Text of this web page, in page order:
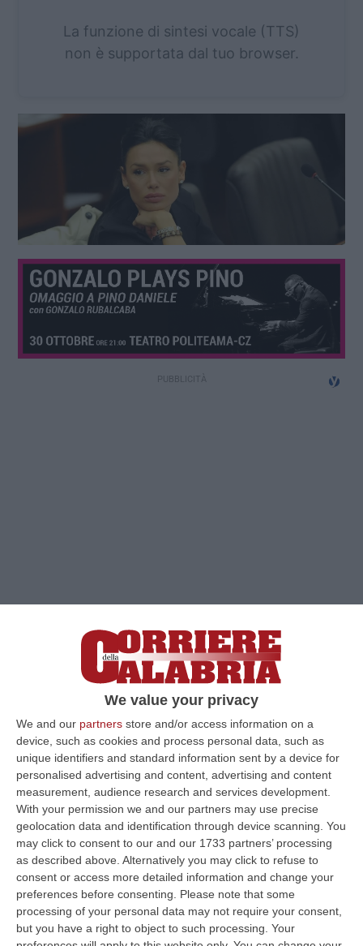
We value your privacy
We and our partners store and/or access information on a
device, such as cookies and process personal data, such as
unique identifiers and standard information sent by a device for
personalised advertising and content, advertising and content
measurement, audience research and services development.
With your permission we and our partners may use precise
geolocation data and identification through device scanning. You
may click to consent to our and our 1733 partners’ processing
as described above. Alternatively you may click to refuse to
consent or access more detailed information and change your
preferences before consenting.
Please note that some
processing of your personal data may not require your consent,
but you have a right to object to such processing. Your
La funzione di sintesi vocale (TTS)
non è supportata dal tuo browser.
Clicca e segui “Corriere della Calabria” su Google News
Risultano smentite da numerose
dichiarazioni assunte in sede di indagini
difensive, nonché dalle dichiarazioni rese ai
carabinieri da persone informate sui fatti, le
affermazioni circa feste con droga e sesso a
cui avrebbe preso parte Nicole Minetti negli
ultimi anni . Affermazioni rese